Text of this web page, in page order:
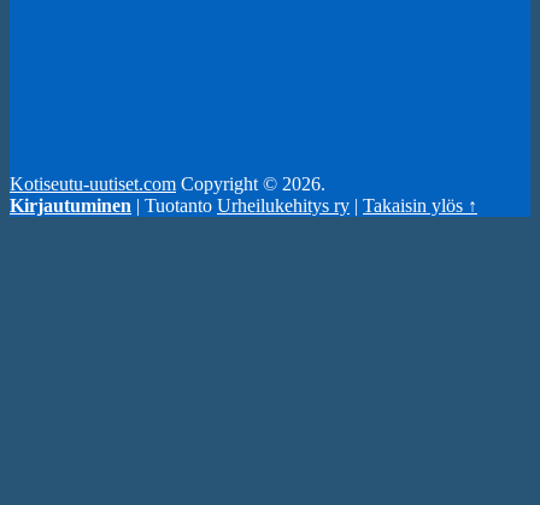
Kotiseutu-uutiset.com Copyright © 2026.
Kirjautuminen | Tuotanto Urheilukehitys ry | Takaisin ylös ↑